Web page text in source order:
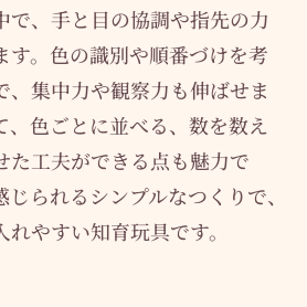
で、手と目の協調や指先の力
す。色の識別や順番づけを考
、集中力や観察力も伸ばせま
、色ごとに並べる、数を数え
た工夫ができる点も魅力で
られるシンプルなつくりで、
やすい知育玩具です。